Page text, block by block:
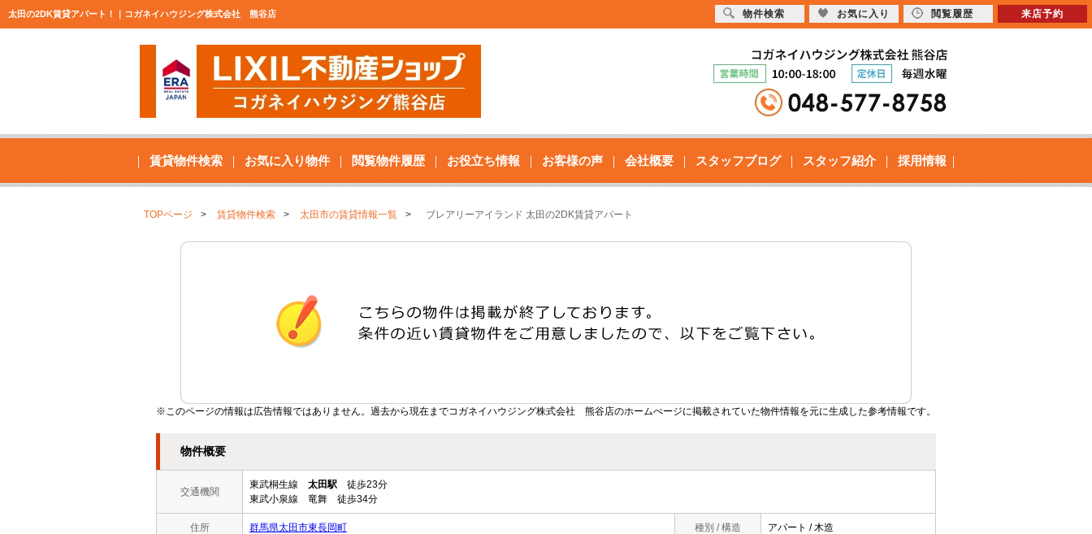
太田の2DK賃貸アパート！｜コガネイハウジング株式会社 熊谷店
賃貸物件検索 お気に入り物件 閲覧物件履歴 お役立ち情報 お客様の声 会社概要 スタッフブログ スタッフ紹介 採用情報
TOPページ 賃貸物件検索 太田市の賃貸情報一覧 ブレアリーアイランド 太田の2DK賃貸アパート
※このページの情報は広告情報ではありません。過去から現在までコガネイハウジング株式会社 熊谷店のホームぺージに掲載されていた物件情報を元に生成した参考情報です。
物件概要
交通機関
東武桐生線 太田駅 徒歩23分
東武小泉線 竜舞 徒歩34分
住所 群馬県太田市東長岡町 種別 / 構造 アパート / 木造
物件検索 お気に入り 閲覧履歴 来店予約